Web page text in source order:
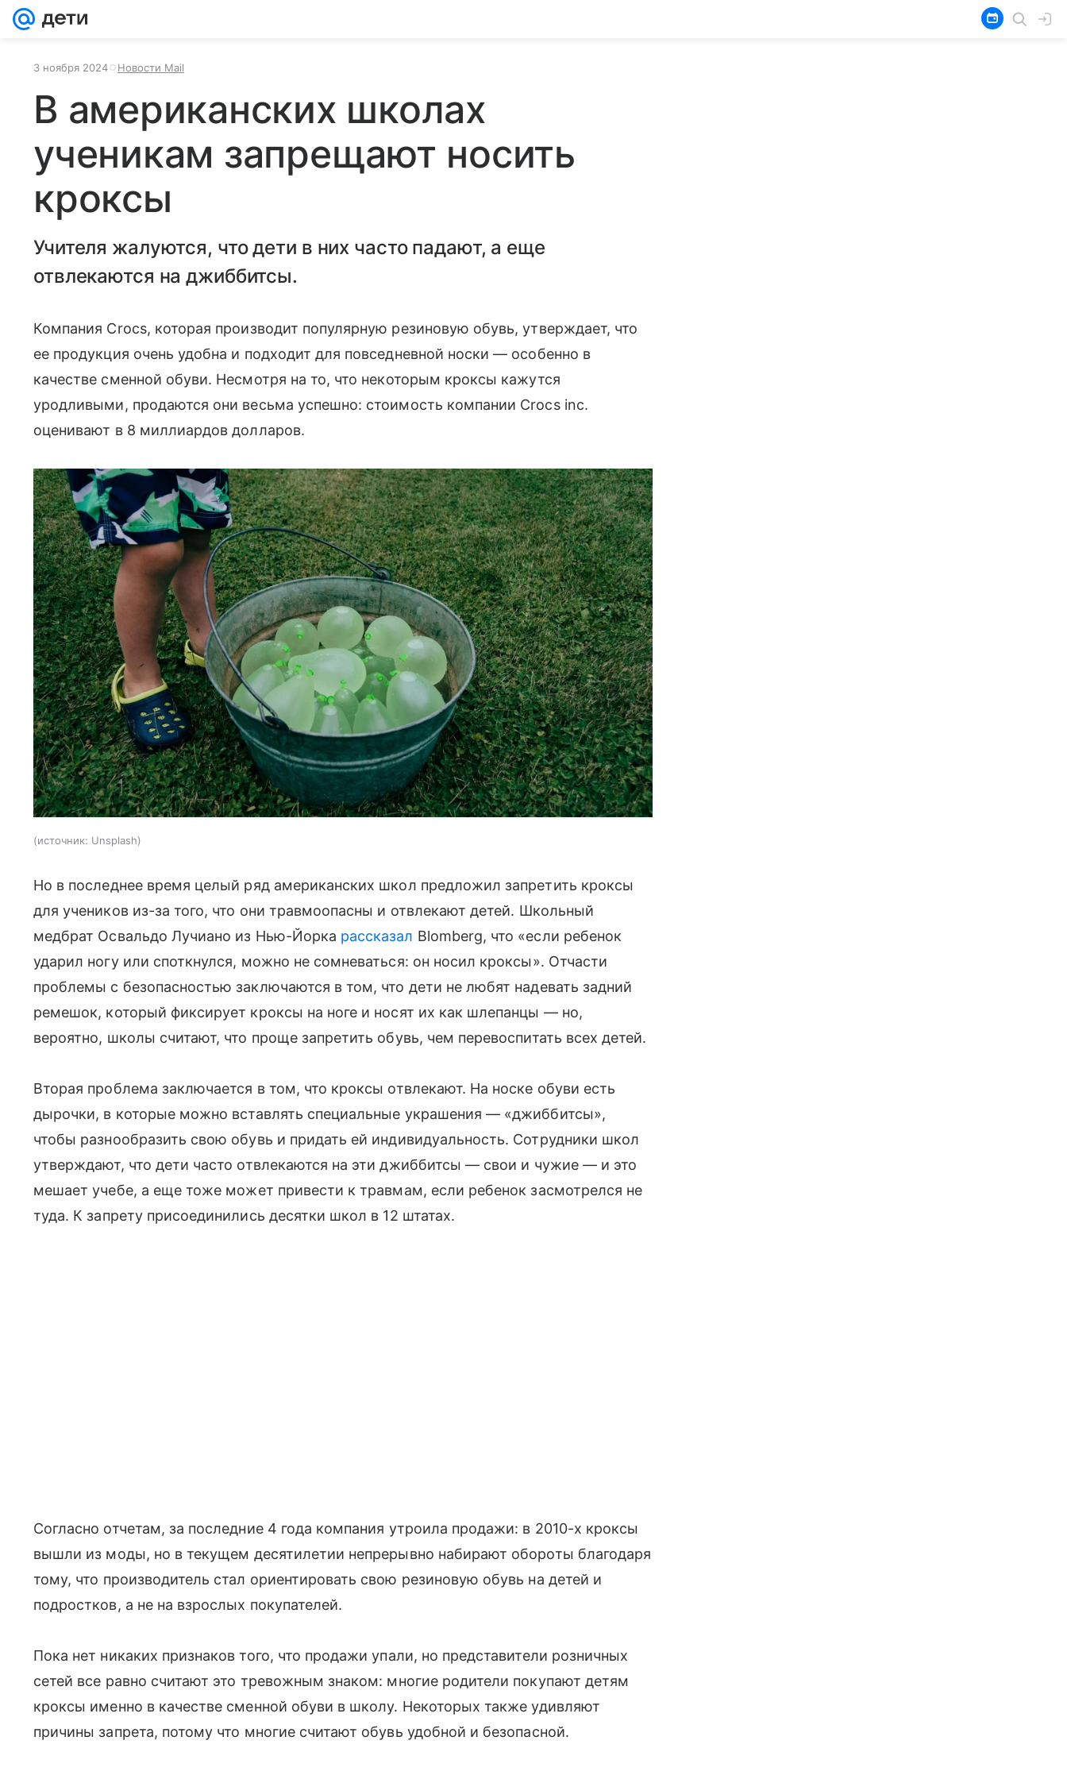
3 ноября 2024 Новости Mail
В американских школах
ученикам запрещают носить
кроксы
Учителя жалуются, что дети в них часто падают, а еще
отвлекаются на джиббитсы.
Компания Crocs, которая производит популярную резиновую обувь, утверждает, что
ее продукция очень удобна и подходит для повседневной носки — особенно в
качестве сменной обуви. Несмотря на то, что некоторым кроксы кажутся
уродливыми, продаются они весьма успешно: стоимость компании Crocs inc.
оценивают в 8 миллиардов долларов.
источник: Unsplash
Но в последнее время целый ряд американских школ предложил запретить кроксы
для учеников из-за того, что они травмоопасны и отвлекают детей. Школьный
медбрат Освальдо Лучиано из Нью-Йорка рассказал Blomberg, что «если ребенок
ударил ногу или споткнулся, можно не сомневаться: он носил кроксы». Отчасти
проблемы с безопасностью заключаются в том, что дети не любят надевать задний
ремешок, который фиксирует кроксы на ноге и носят их как шлепанцы — но,
вероятно, школы считают, что проще запретить обувь, чем перевоспитать всех детей.
Вторая проблема заключается в том, что кроксы отвлекают. На носке обуви есть
дырочки, в которые можно вставлять специальные украшения — «джиббитсы»,
чтобы разнообразить свою обувь и придать ей индивидуальность. Сотрудники школ
утверждают, что дети часто отвлекаются на эти джиббитсы — свои и чужие — и это
мешает учебе, а еще тоже может привести к травмам, если ребенок засмотрелся не
туда. К запрету присоединились десятки школ в 12 штатах.
Согласно отчетам, за последние 4 года компания утроила продажи: в 2010-х кроксы
вышли из моды, но в текущем десятилетии непрерывно набирают обороты благодаря
тому, что производитель стал ориентировать свою резиновую обувь на детей и
подростков, а не на взрослых покупателей.
Пока нет никаких признаков того, что продажи упали, но представители розничных
сетей все равно считают это тревожным знаком: многие родители покупают детям
кроксы именно в качестве сменной обуви в школу. Некоторых также удивляют
причины запрета, потому что многие считают обувь удобной и безопасной.